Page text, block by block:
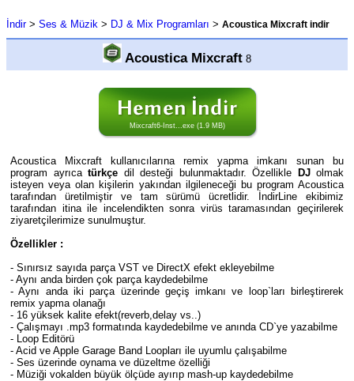
İndir> Ses & Müzik > DJ & Mix Programları > Acoustica Mixcraft indir
Acoustica Mixcraft 8
Mixcraft6-Inst...exe (1.9 MB)
Acoustica Mixcraft kullanıcılarına remix yapma imkanı sunan bu
program ayrıca türkçe dil desteği bulunmaktadır. Özellikle DJolmak
isteyen veya olan kişilerin yakından ilgileneceği bu program Acoustica
tarafından üretilmiştir ve tam sürümü ücretlidir. İndirLine ekibimiz
tarafından itina ile incelendikten sonra virüs taramasından geçirilerek
ziyaretçilerimize sunulmuştur.
Özellikler :
- Sınırsız sayıda parça VST ve DirectX efekt ekleyebilme
- Aynı anda birden çok parça kaydedebilme
- Aynı anda iki parça üzerinde geçiş imkanı ve loop`ları birleştirerek
remix yapma olanağı
- 16 yüksek kalite efekt(reverb,delay vs..)
- Çalışmayı .mp3 formatında kaydedebilme ve anında CD`ye yazabilme
- Loop Editörü
- Acid ve Apple Garage Band Loopları ile uyumlu çalışabilme
- Ses üzerinde oynama ve düzeltme özelliği
- Müziği vokalden büyük ölçüde ayırıp mash-up kaydedebilme